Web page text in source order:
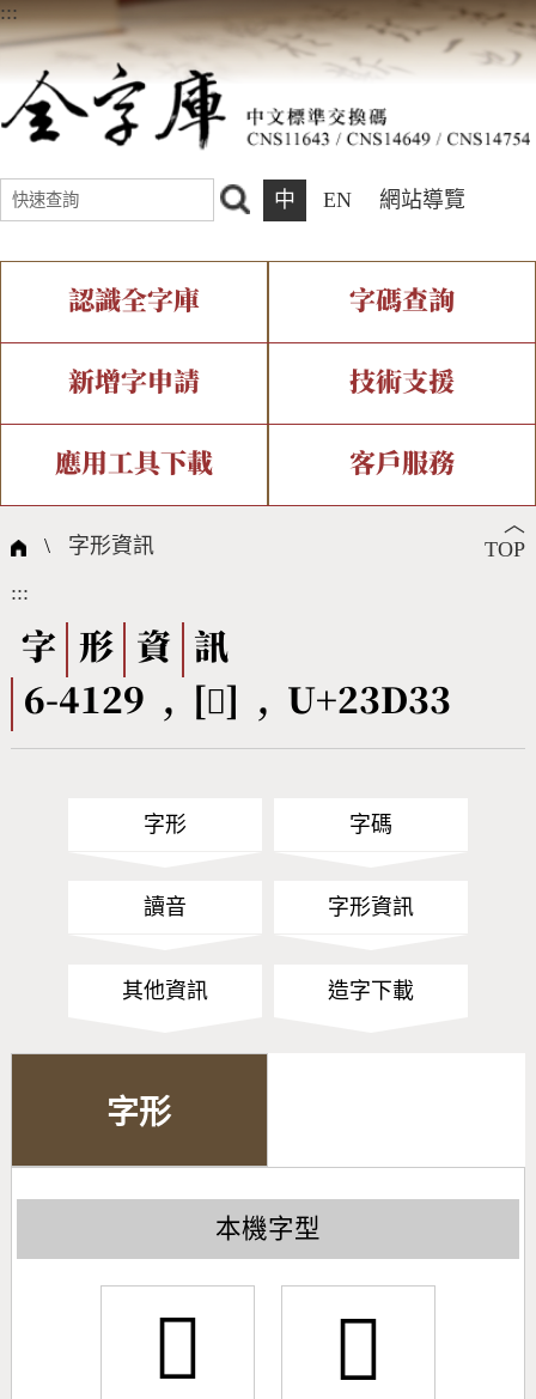
:::
中 EN 網站導覽
認識全字庫
全字庫介紹 全字庫現況
中文碼介紹 專有名詞介紹
國際字碼相關組織
字碼查詢
IDS查詢 部件查詢
複合查詢 注音查詢
筆畫查詢
筆順序查詢
CNS查詢 Unicode查詢
新增字申請
新字申請處理流程
技術支援
字形即時顯示 造字解決方案
全字庫授權 轉碼Web Service
應用工具下載
個人電腦造字處理工具
字形下載
客戶服務
問題集
熱門查詢統計
︿
TOP
\ 字形資訊
:::
字 形 資
訊
6-4129 , [𣴳] , U+23D33
字形 字碼
讀音 字形資訊
其他資訊 造字下載
字形
本機字型
𣴳 𣴳